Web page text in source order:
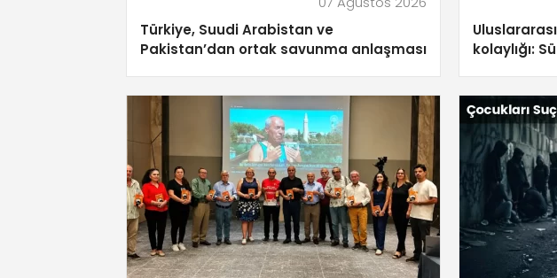
Türkiye, Suudi Arabistan ve
Pakistan’dan ortak savunma anlaşması
kolaylığı: